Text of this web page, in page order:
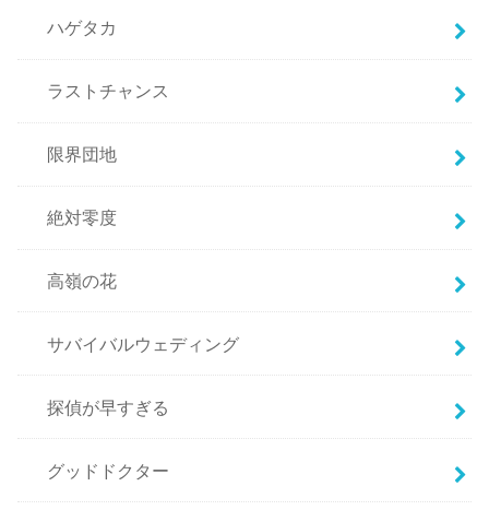
ハゲタカ
ラストチャンス
限界団地
絶対零度
高嶺の花
サバイバルウェディング
探偵が早すぎる
グッドドクター